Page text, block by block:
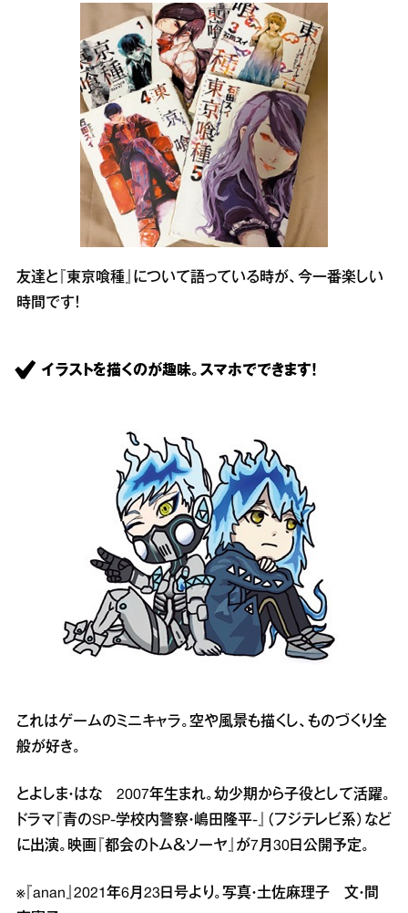
友達と『東京喰種』について語っている時が、今一番楽しい
時間です！
イラストを描くのが趣味。スマホでできます！
これはゲームのミニキャラ。空や風景も描くし、ものづくり全
般が好き。
とよしま・はな 2007年生まれ。幼少期から子役として活躍。
ドラマ『青のSP-学校内警察・嶋田隆平-』（フジテレビ系）など
に出演。映画『都会のトム＆ソーヤ』が7月30日公開予定。
※『anan』2021年6月23日号より。写真・土佐麻理子 文・間